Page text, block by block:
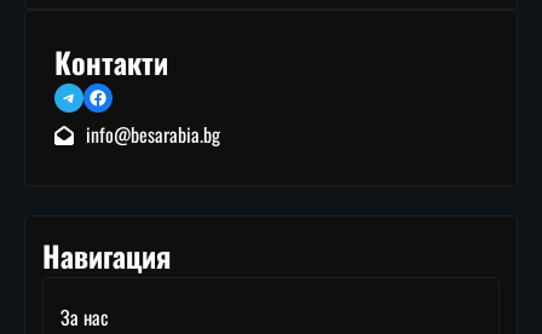
Контакти
TelegramFacebook
info@besarabia.bg
Навигация
За нас